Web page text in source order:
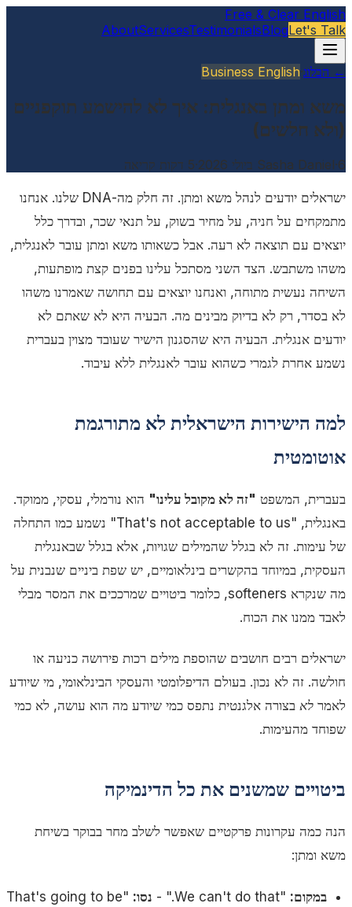
Free & Clear English
AboutServicesTestimonialsBlogLet's Talk
← הבלוג·
Business English
משא ומתן באנגלית: איך לא להישמע תוקפניים
(ולא חלשים)
Sasha Daniel·6 ביולי 2026 ·
5 דקות קריאה
ישראלים יודעים לנהל משא ומתן. זה חלק מה-DNA שלנו. אנחנו
מתמקחים על חניה, על מחיר בשוק, על תנאי שכר, ובדרך כלל
יוצאים עם תוצאה לא רעה. אבל כשאותו משא ומתן עובר לאנגלית,
משהו משתבש. הצד השני מסתכל עלינו בפנים קצת מופתעות,
השיחה נעשית מתוחה, ואנחנו יוצאים עם תחושה שאמרנו משהו
לא בסדר, רק לא בדיוק מבינים מה. הבעיה היא לא שאתם לא
יודעים אנגלית. הבעיה היא שהסגנון הישיר שעובד מצוין בעברית
נשמע אחרת לגמרי כשהוא עובר לאנגלית ללא עיבוד.
למה הישירות הישראלית לא מתורגמת
אוטומטית
בעברית, המשפט "זה לא מקובל עלינו" הוא נורמלי, עסקי, ממוקד.
באנגלית, "That's not acceptable to us"
נשמע כמו התחלה
של עימות. זה לא בגלל שהמילים שגויות, אלא בגלל שבאנגלית
העסקית, במיוחד בהקשרים בינלאומיים, יש שפת ביניים שנבנית על
מה שנקרא softeners, כלומר ביטויים שמרככים את המסר מבלי
לאבד ממנו את הכוח.
ישראלים רבים חושבים שהוספת מילים רכות פירושה כניעה או
חולשה. זה לא נכון. בעולם הדיפלומטי והעסקי הבינלאומי, מי שיודע
לאמר לא בצורה אלגנטית נתפס כמי שיודע מה הוא עושה, לא כמי
שפוחד מהעימות.
ביטויים שמשנים את כל הדינמיקה
הנה כמה עקרונות פרקטיים שאפשר לשלב מחר בבוקר בשיחת
משא ומתן:
במקום: "We can't do that."
- נסו:
"That's going to be